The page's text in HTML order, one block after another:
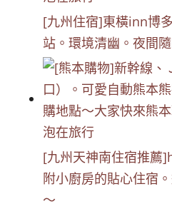
[九州住宿]東橫inn博
站。環境清幽。夜間
[九州天神南住宿推薦
附小廚房的貼心住宿
～